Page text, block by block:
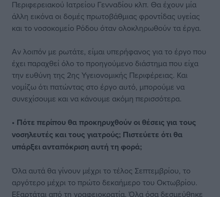
Περιφερειακού Ιατρείου Γενναδίου κλπ. Θα έχουν μία
άλλη εικόνα οι δομές πρωτοβάθμιας φροντίδας υγείας
και το νοσοκομείο Ρόδου όταν ολοκληρωθούν τα έργα.
Αν λοιπόν με ρωτάτε, είμαι υπερήφανος για το έργο που
έχει παραχθεί όλο το προηγούμενο διάστημα που είχα
την ευθύνη της 2ης Υγειονομικής Περιφέρειας. Και
νομίζω ότι πατώντας στο έργο αυτό, μπορούμε να
συνεχίσουμε και να κάνουμε ακόμη περισσότερα.
• Πότε περίπου θα προκηρυχθούν οι θέσεις για τους
νοσηλευτές και τους γιατρούς; Πιστεύετε ότι θα
υπάρξει ανταπόκριση αυτή τη φορά;
Όλα αυτά θα γίνουν μέχρι το τέλος Σεπτεμβρίου, το
αργότερο μέχρι το πρώτο δεκαήμερο του Οκτωβρίου.
Εξαρτάται από τη γραφειοκρατία. Όλα όσα δεσμεύθηκε